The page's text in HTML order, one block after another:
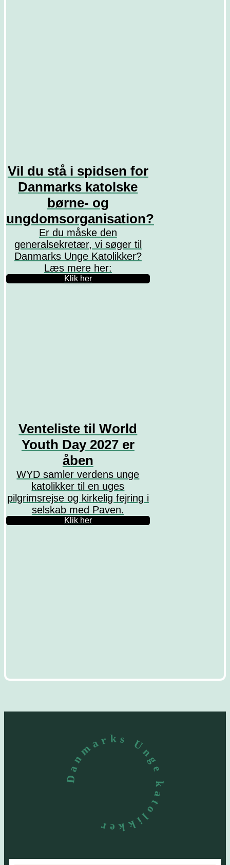
Vil du stå i spidsen for
Danmarks katolske
børne- og
ungdomsorganisation?
Er du måske den
generalsekretær, vi søger til
Danmarks Unge Katolikker?
Læs mere her:
Klik her
Venteliste til World
Youth Day 2027 er
åben
WYD samler verdens unge
katolikker til en uges
pilgrimsrejse og kirkelig fejring i
selskab med Paven.
Klik her
Danmarks Unge katolikker